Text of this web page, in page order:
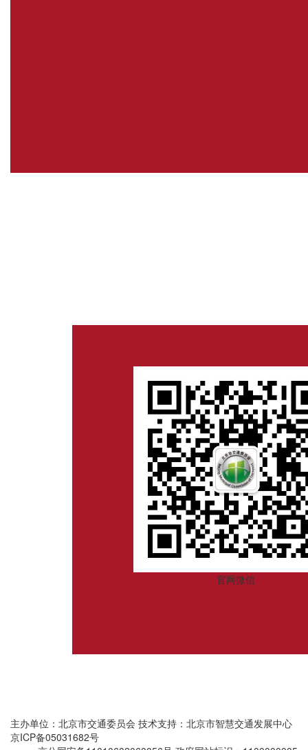
官网微信
主办单位：北京市交通委员会 技术支持：北京市智慧交通发展中心
京ICP备05031682号